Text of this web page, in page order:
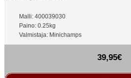
Malli: 400039030
Paino: 0.25kg
Valmistaja: Minichamps
39,95€